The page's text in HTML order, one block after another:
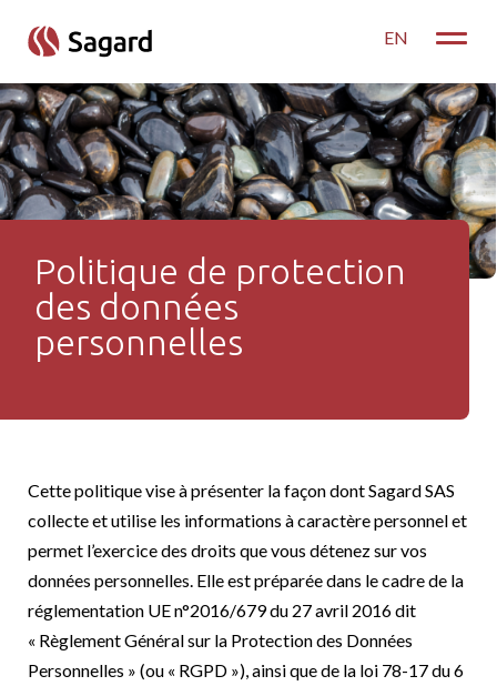
EN
Toggle
Politique de confidentialité
Politique de protection
des données
personnelles
Cette politique vise à présenter la façon dont Sagard SAS
collecte et utilise les informations à caractère personnel et
permet l’exercice des droits que vous détenez sur vos
données personnelles. Elle est préparée dans le cadre de la
réglementation UE n°2016/679 du 27 avril 2016 dit
« Règlement Général sur la Protection des Données
Personnelles » (ou « RGPD »), ainsi que de la loi 78-17 du 6